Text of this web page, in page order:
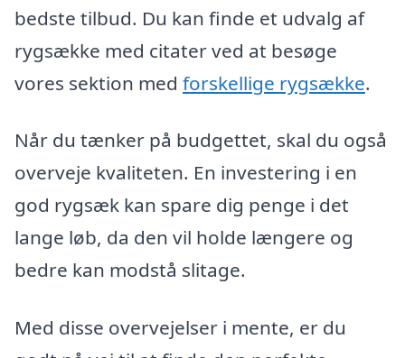
bedste tilbud. Du kan finde et udvalg af
rygsække med citater ved at besøge
vores sektion med forskellige rygsække.
Når du tænker på budgettet, skal du også
overveje kvaliteten. En investering i en
god rygsæk kan spare dig penge i det
lange løb, da den vil holde længere og
bedre kan modstå slitage.
Med disse overvejelser i mente, er du